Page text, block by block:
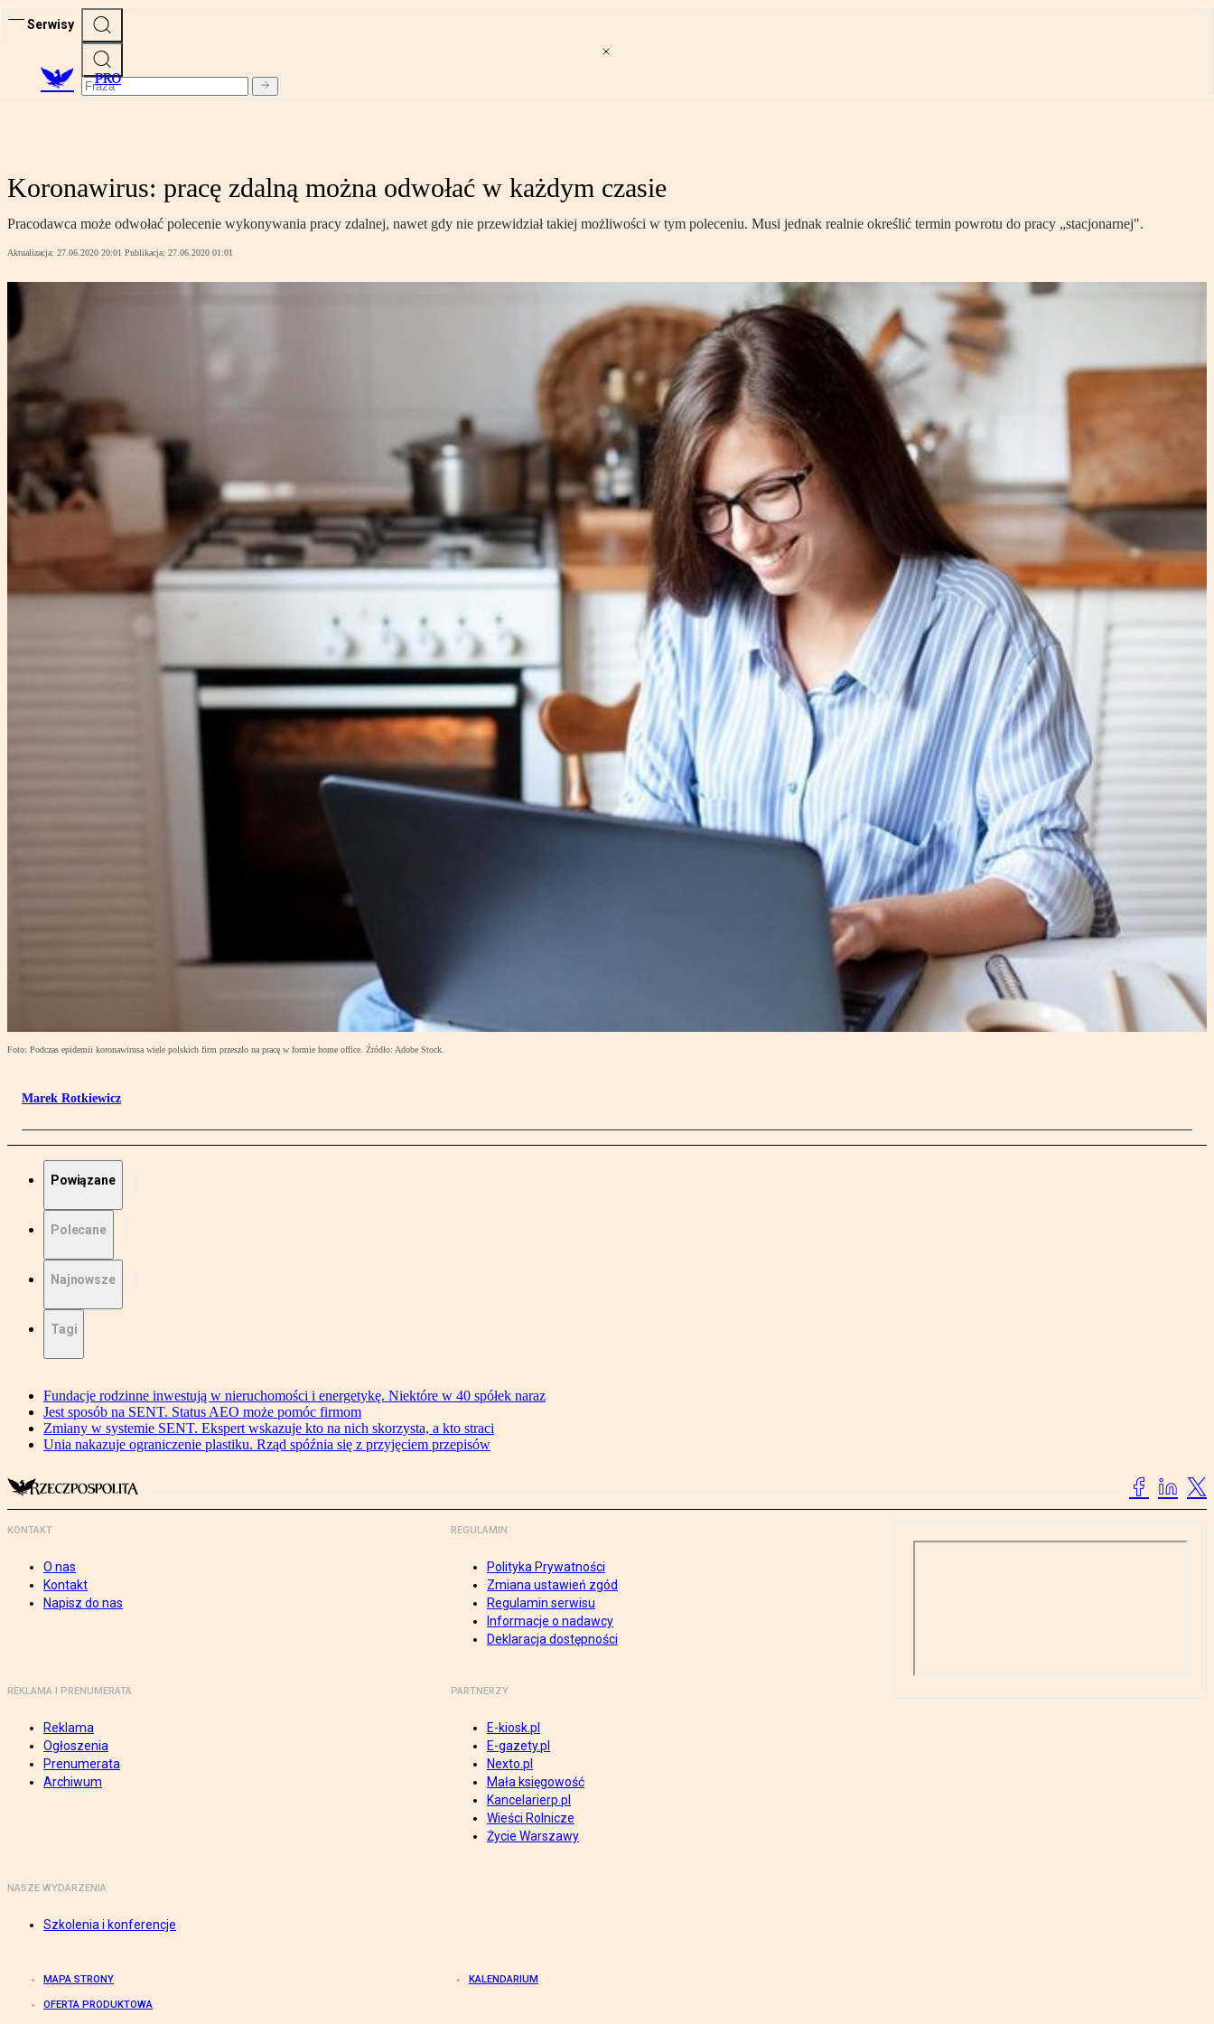
Serwisy
PRO
Koronawirus: pracę zdalną można odwołać w każdym czasie
Pracodawca może odwołać polecenie wykonywania pracy zdalnej, nawet gdy nie przewidział takiej możliwości w tym poleceniu. Musi jednak realnie określić termin powrotu do pracy „stacjonarnej".
Aktualizacja: 27.06.2020 20:01 Publikacja: 27.06.2020 01:01
Foto: Podczas epidemii koronawirusa wiele polskich firm przeszło na pracę w formie home office. Źródło: Adobe Stock.
Marek Rotkiewicz
Powiązane
Polecane
Najnowsze
Tagi
Fundacje rodzinne inwestują w nieruchomości i energetykę. Niektóre w 40 spółek naraz
Jest sposób na SENT. Status AEO może pomóc firmom
Zmiany w systemie SENT. Ekspert wskazuje kto na nich skorzysta, a kto straci
Unia nakazuje ograniczenie plastiku. Rząd spóźnia się z przyjęciem przepisów
KONTAKT
O nas
Kontakt
Napisz do nas
REGULAMIN
Polityka Prywatności
Zmiana ustawień zgód
Regulamin serwisu
Informacje o nadawcy
Deklaracja dostępności
REKLAMA I PRENUMERATA
Reklama
Ogłoszenia
Prenumerata
Archiwum
PARTNERZY
E-kiosk.pl
E-gazety.pl
Nexto.pl
Mała księgowość
Kancelarierp.pl
Wieści Rolnicze
Życie Warszawy
NASZE WYDARZENIA
Szkolenia i konferencje
MAPA STRONY KALENDARIUM
OFERTA PRODUKTOWA